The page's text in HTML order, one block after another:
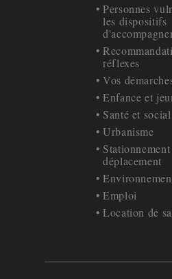
Personnes
les dispositifs
réflexes
Vos
Enfance et
Santé et social
Urbanisme
déplacement
Emploi
Location de